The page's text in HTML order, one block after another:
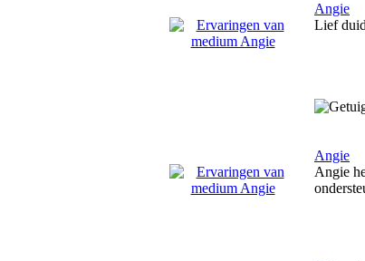
Angie
Lief
Angie
Angie